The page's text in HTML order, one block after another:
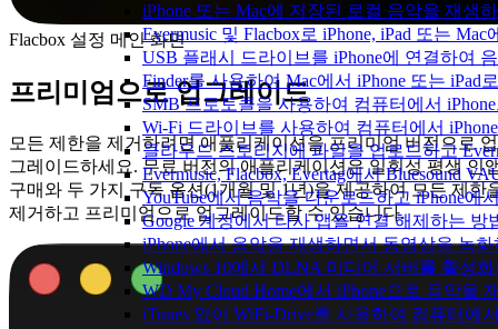
iPhone 또는 Mac에 저장된 로컬 음악을 재생
Evermusic 및 Flacbox로 iPhone, iPad 또는
USB 플래시 드라이브를 iPhone에 연결하여
Finder를 사용하여 Mac에서 iPhone 또는 iPad
SMB 프로토콜을 사용하여 컴퓨터에서
Wi-Fi 드라이브를 사용하여 컴퓨터에서
클라우드 스토리지에 파일을 업로드하고
Evermusic, Flacbox, Evertag에서 Bluesound
YouTube에서 음악을 다운로드하고 iPhone에
Google 계정에서 타사 앱을 연결 해제하는 방
iPhone에서 음악을 재생하면서 동영상을 녹
Windows 10에서 DLNA 미디어 서버를 활성
WD My Cloud Home에서 iPhone으로 음악을
iTunes 없이 WiFi-Drive를 사용하여 컴퓨터에
Flacbox 설정 메인 화면
프리미엄으로 업그레이드
모든 제한을 제거하려면 애플리케이션을 프리미엄 버전으로 업
그레이드하세요. 무료 버전의 애플리케이션은 일회성 평생 인
구매와 두 가지 구독 옵션(1개월 및 1년)을 제공하여 모든 제한
제거하고 프리미엄으로 업그레이드할 수 있습니다.